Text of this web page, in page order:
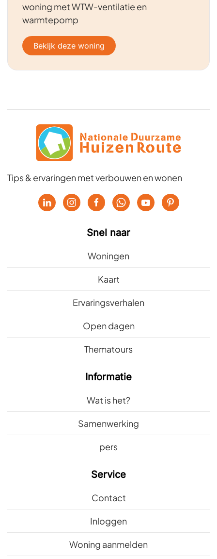
woning met WTW-ventilatie en
warmtepomp
Bekijk deze woning
Tips & ervaringen met verbouwen en wonen
Snel naar
Woningen
Kaart
Ervaringsverhalen
Open dagen
Thematours
Informatie
Wat is het?
Samenwerking
pers
Service
Contact
Inloggen
Woning aanmelden